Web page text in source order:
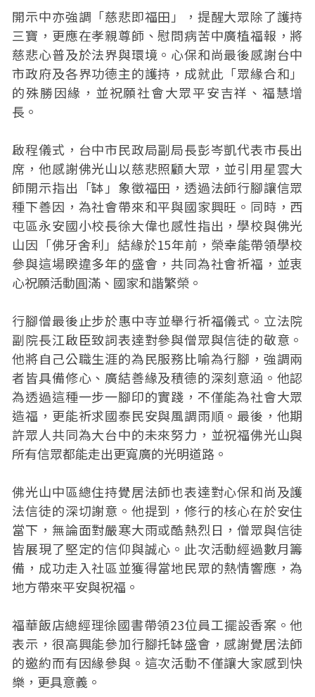
開示中亦強調「慈悲即福田」，提醒大眾除了護持
三寶，更應在孝親尊師、慰問病苦中廣植福報，將
慈悲心普及於法界與環境。心保和尚最後感謝台中
市政府及各界功德主的護持，成就此「眾緣合和」
的殊勝因緣，並祝願社會大眾平安吉祥、福慧增
長。
啟程儀式，台中市民政局副局長彭岑凱代表市長出
席，他感謝佛光山以慈悲照顧大眾，並引用星雲大
師開示指出「缽」象徵福田，透過法師行腳讓信眾
種下善因，為社會帶來和平與國家興旺。同時，西
屯區永安國小校長徐大偉也感性指出，學校與佛光
山因「佛牙舍利」結緣於15年前，榮幸能帶領學校
參與這場睽違多年的盛會，共同為社會祈福，並衷
心祝願活動圓滿、國家和諧繁榮。
行腳僧最後止步於惠中寺並舉行祈福儀式。立法院
副院長江啟臣致詞表達對參與僧眾與信徒的敬意。
他將自己公職生涯的為民服務比喻為行腳，強調兩
者皆具備修心、廣結善緣及積德的深刻意涵。他認
為透過這種一步一腳印的實踐，不僅能為社會大眾
造福，更能祈求國泰民安與風調雨順。最後，他期
許眾人共同為大台中的未來努力，並祝福佛光山與
所有信眾都能走出更寬廣的光明道路。
佛光山中區總住持覺居法師也表達對心保和尚及護
法信徒的深切謝意。他提到，修行的核心在於安住
當下，無論面對嚴寒大雨或酷熱烈日，僧眾與信徒
皆展現了堅定的信仰與誠心。此次活動經過數月籌
備，成功走入社區並獲得當地民眾的熱情響應，為
地方帶來平安與祝福。
福華飯店總經理徐國書帶領23位員工擺設香案。他
表示，很高興能參加行腳托缽盛會，感謝覺居法師
的邀約而有因緣參與。這次活動不僅讓大家感到快
樂，更具意義。